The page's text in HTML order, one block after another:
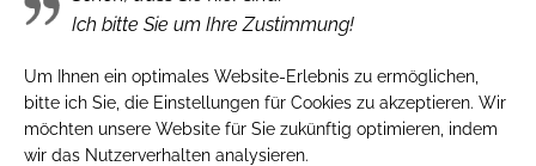
Ich bitte Sie um Ihre Zustimmung!
Um Ihnen ein optimales Website-Erlebnis zu ermöglichen,
bitte ich Sie, die Einstellungen für Cookies zu akzeptieren. Wir
möchten unsere Website für Sie zukünftig optimieren, indem
wir das Nutzerverhalten analysieren.